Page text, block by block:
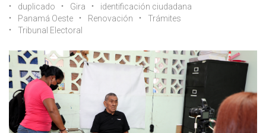
duplicado
Gira
identificación ciudadana
Panamá Oeste
Renovación
Trámites
Tribunal Electoral